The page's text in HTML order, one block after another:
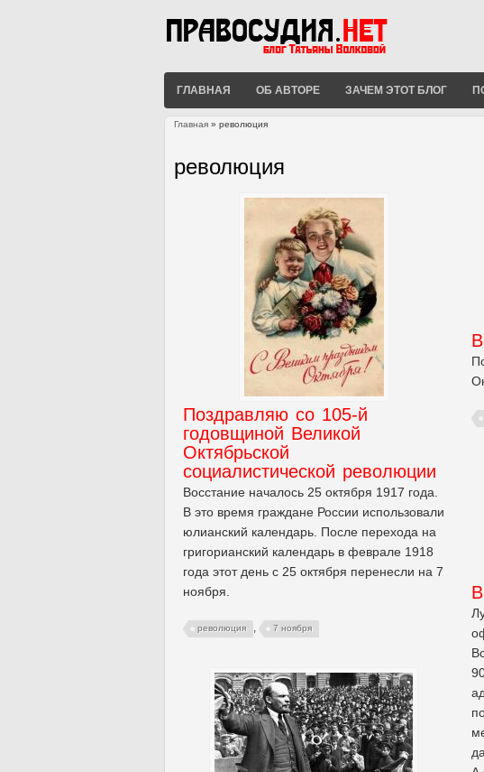
ГЛАВНАЯ ОБ АВТОРЕ ЗАЧЕМ ЭТОТ БЛОГ
Главная » революция
революция
Поздравляю со 105-й
годовщиной Великой
Октябрьской
социалистической революции
Восстание началось 25 октября 1917 года.
В это время граждане России использовали
юлианский календарь. После перехода на
григорианский календарь в феврале 1918
года этот день с 25 октября перенесли на 7
ноября.
революция , 7 ноября